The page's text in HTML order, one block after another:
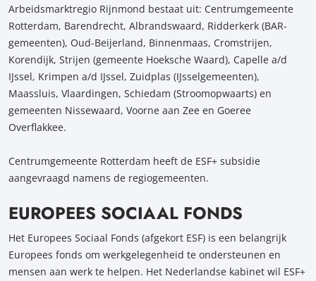
Arbeidsmarktregio Rijnmond bestaat uit: Centrumgemeente
Rotterdam, Barendrecht, Albrandswaard, Ridderkerk (BAR-
gemeenten), Oud-Beijerland, Binnenmaas, Cromstrijen,
Korendijk, Strijen (gemeente Hoeksche Waard), Capelle a/d
IJssel, Krimpen a/d IJssel, Zuidplas (IJsselgemeenten),
Maassluis, Vlaardingen, Schiedam (Stroomopwaarts) en
gemeenten Nissewaard, Voorne aan Zee en Goeree
Overflakkee.
Centrumgemeente Rotterdam heeft de ESF+ subsidie
aangevraagd namens de regiogemeenten.
EUROPEES SOCIAAL FONDS
Het Europees Sociaal Fonds (afgekort ESF) is een belangrijk
Europees fonds om werkgelegenheid te ondersteunen en
mensen aan werk te helpen. Het Nederlandse kabinet wil ESF+